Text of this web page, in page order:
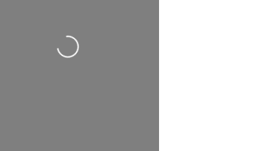
Wird geladen …